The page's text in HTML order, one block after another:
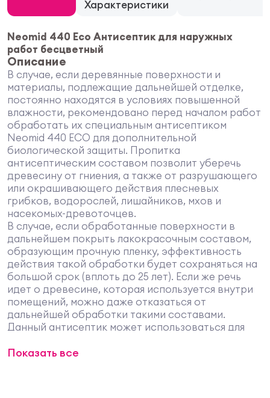
Характеристики
Neomid 440 Eco Антисептик для наружных
работ бесцветный
Описание
В случае, если деревянные поверхности и
материалы, подлежащие дальнейшей отделке,
постоянно находятся в условиях повышенной
влажности, рекомендовано перед началом работ
обработать их специальным антисептиком
Neomid 440 ECO для дополнительной
биологической защиты. Пропитка
антисептическим составом позволит уберечь
древесину от гниения, а также от разрушающего
или окрашивающего действия плесневых
грибков, водорослей, лишайников, мхов и
насекомых-древоточцев.
В случае, если обработанные поверхности в
дальнейшем покрыть лакокрасочным составом,
образующим прочную пленку, эффективность
действия такой обработки будет сохраняться на
большой срок (вплоть до 25 лет). Если же речь
идет о древесине, которая используется внутри
помещений, можно даже отказаться от
дальнейшей обработки такими составами.
Данный антисептик может использоваться для
конструкций: балок, несущих элементов, стен и
Показать все